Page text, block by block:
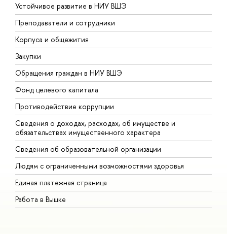
Устойчивое развитие в НИУ ВШЭ
Преподаватели и сотрудники
Корпуса и общежития
Закупки
Обращения граждан в НИУ ВШЭ
Фонд целевого капитала
Противодействие коррупции
Сведения о доходах, расходах, об имуществе и
обязательствах имущественного характера
Сведения об образовательной организации
Людям с ограниченными возможностями здоровья
Единая платежная страница
Работа в Вышке